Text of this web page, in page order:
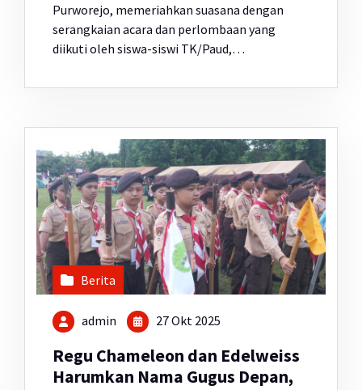
Purworejo, memeriahkan suasana dengan
serangkaian acara dan perlombaan yang
diikuti oleh siswa-siswi TK/Paud,…
Berita
admin 27 Okt 2025
Regu Chameleon dan Edelweiss
Harumkan Nama Gugus Depan,